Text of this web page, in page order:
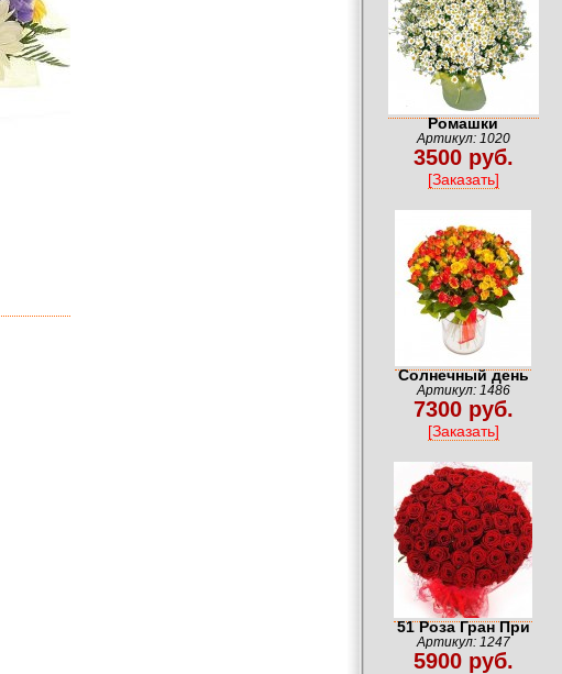
Ромашки
Артикул: 1020
3500 руб.
[Заказать]
Солнечный день
Артикул: 1486
7300 руб.
[Заказать]
51 Роза Гран При
Артикул: 1247
5900 руб.